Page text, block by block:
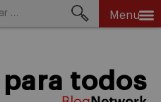
Menu
para todos